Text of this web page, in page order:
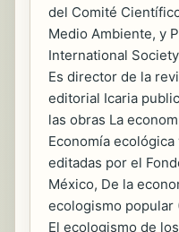
del Comité
Medio Ambiente, y
International
Es director de la
editorial Icaria
las obras La
Economía
editadas por el
México, De la
ecologismo popular
El ecologismo de